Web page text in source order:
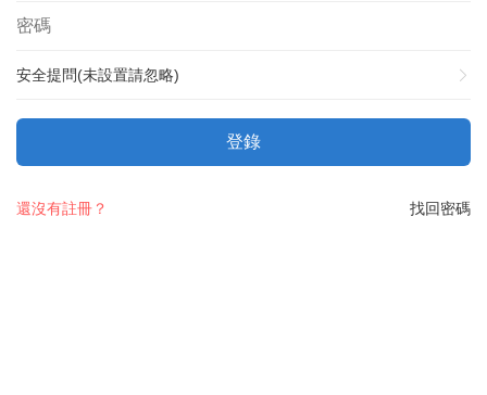
安全提問(未設置請忽略)
登錄
找回密碼
還沒有註冊？